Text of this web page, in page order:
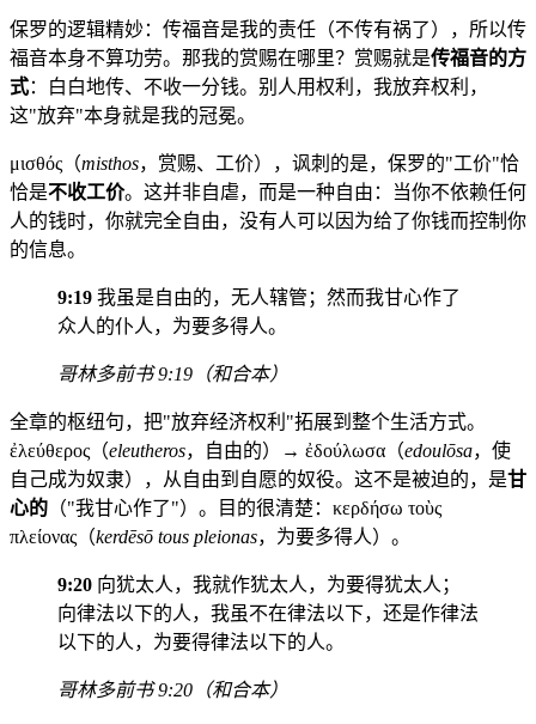
保罗的逻辑精妙：传福音是我的责任（不传有祸了），所以传
福音本身不算功劳。那我的赏赐在哪里？赏赐就是传福音的方
式：白白地传、不收一分钱。别人用权利，我放弃权利，
这"放弃"本身就是我的冠冕。
μισθός（misthos，赏赐、工价），讽刺的是，保罗的"工价"恰
恰是不收工价。这并非自虐，而是一种自由：当你不依赖任何
人的钱时，你就完全自由，没有人可以因为给了你钱而控制你
的信息。
9:19 我虽是自由的，无人辖管；然而我甘心作了
众人的仆人，为要多得人。
哥林多前书 9:19（和合本）
全章的枢纽句，把"放弃经济权利"拓展到整个生活方式。
ἐλεύθερος（eleutheros，自由的）→ ἐδούλωσα（edoulōsa，使
自己成为奴隶），从自由到自愿的奴役。这不是被迫的，是甘
心的 （"我甘心作了"）。目的很清楚：κερδήσω τοὺς
πλείονας（kerdēsō tous pleionas，为要多得人）。
9:20 向犹太人，我就作犹太人，为要得犹太人；
向律法以下的人，我虽不在律法以下，还是作律法
以下的人，为要得律法以下的人。
哥林多前书 9:20（和合本）